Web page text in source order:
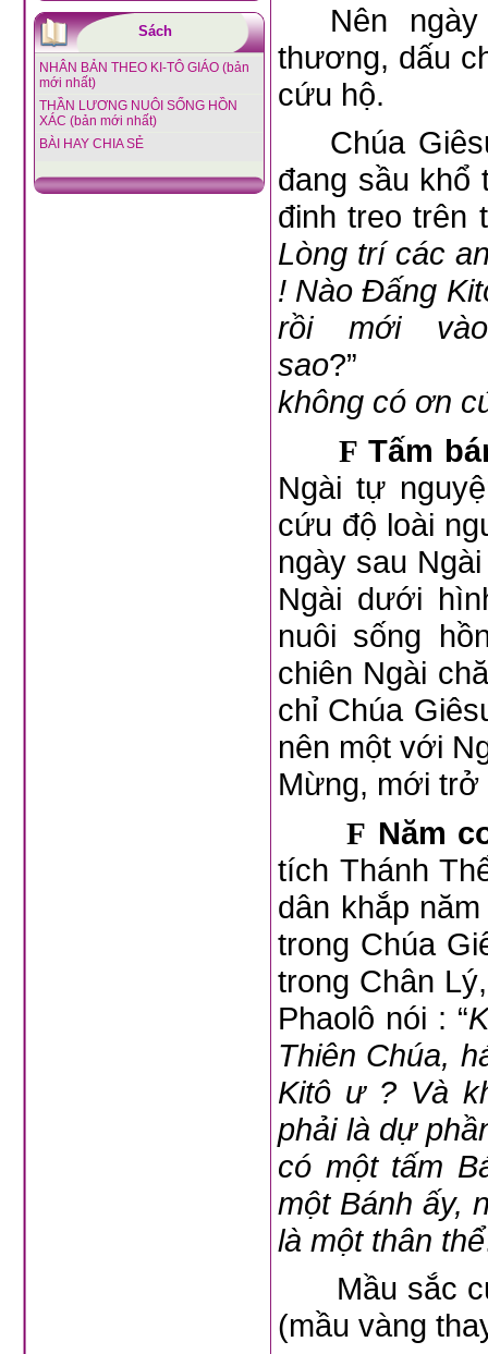
Sách
NHÂN BẢN THEO KI-TÔ GIÁO (bản
mới nhất)
THẦN LƯƠNG NUÔI SỐNG HỒN
XÁC (bản mới nhất)
BÀI HAY CHIA SẺ
Nên
thương, dấu
cứu hộ.
Chúa
đang sầu khổ
đinh treo trên
Lòng trí các
! Nào Đấng
rồi mới
sao?” (Lc
không có ơn
F Tấm
Ngài tự
cứu độ loài
ngày sau
Ngài dưới
nuôi sống
chiên Ngài
chỉ Chúa
nên một với
Mừng, mới trở
F Năm
tích Thánh
dân khắp
trong Chúa
trong Chân
Phaolô nói : “
Thiên Chúa,
Kitô ư ? Và
phải là dự
có một tấm
một Bánh ấy,
là một thân thể
Mầu sắc
(mầu vàng